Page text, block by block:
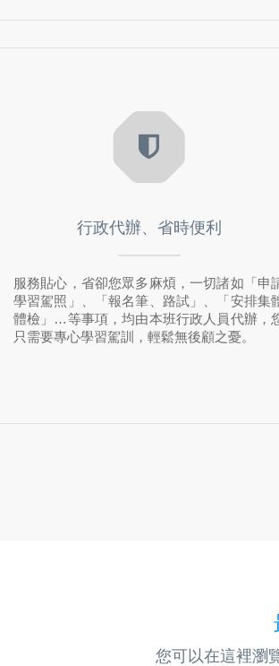
行政代辦、省時便利
服務貼心，省卻您眾多麻煩，一切諸如「申
學習駕照」、「報名筆、路試」、「安排集
體檢」…等事項，均由本班行政人員代辦，
只需要專心學習駕訓，輕鬆無後顧之憂。
您可以在這裡瀏